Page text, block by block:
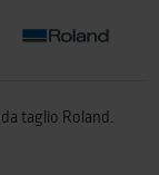
taglio Roland.